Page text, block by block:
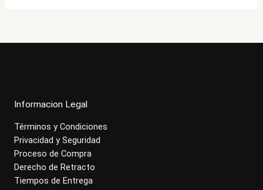
Informacion Legal
Términos y Condiciones
Privacidad y Seguridad
Proceso de Compra
Derecho de Retracto
Tiempos de Entrega